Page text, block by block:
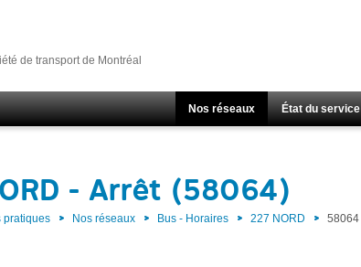
de transport de Montréal
Nos réseaux État du service
- Arrêt (58064)
pratiques Nos réseaux Bus - Horaires 227 NORD 58064